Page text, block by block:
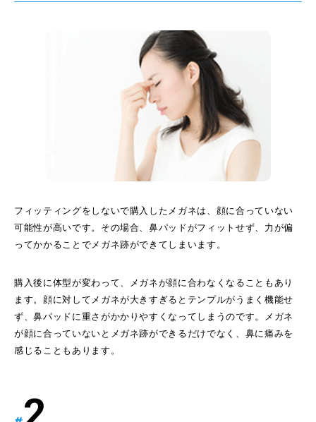
フィッティングをしないで購入したメガネは、顔に合っていない
可能性が高いです。その場合、鼻パッドがフィットせず、力が偏
ってかかることでメガネ跡ができてしまいます。
購入後に体型が変わって、メガネが顔に合わなくなることもあり
ます。顔に対してメガネが大きすぎるとテンプルがうまく機能せ
ず、鼻パッドに重さがかかりやすくなってしまうのです。メガネ
が顔に合っていないとメガネ跡ができるだけでなく、鼻に痛みを
感じることもあります。